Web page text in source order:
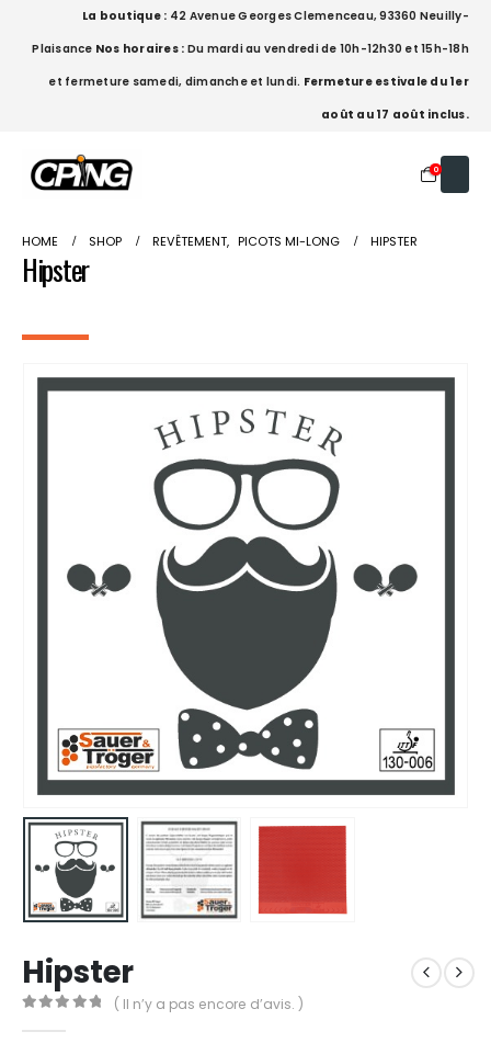
La boutique : 42 Avenue Georges Clemenceau, 93360 Neuilly-
Plaisance Nos horaires : Du mardi au vendredi de 10h-12h30 et 15h-18h
et fermeture samedi, dimanche et lundi. Fermeture estivale du 1er
août au 17 août inclus.
0
HOME SHOP REVÊTEMENT, PICOTS MI-LONG HIPSTER
Hipster
Hipster
( Il n’y a pas encore d’avis. )